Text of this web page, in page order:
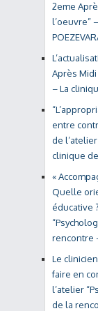
2eme
l’oeuvre”
Après Midi
– La
entre
de
clinique
«
Quelle
éducative
rencontre
Le
faire en
l’atelier
de la